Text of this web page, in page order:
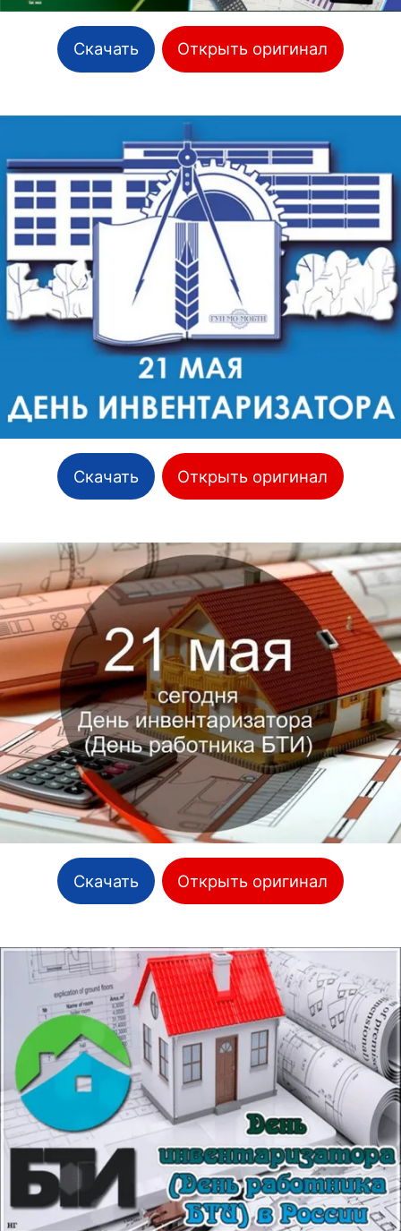
Скачать Открыть оригинал
Скачать Открыть оригинал
Скачать Открыть оригинал